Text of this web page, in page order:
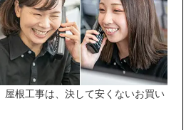
屋根工事は、決して安くないお買い